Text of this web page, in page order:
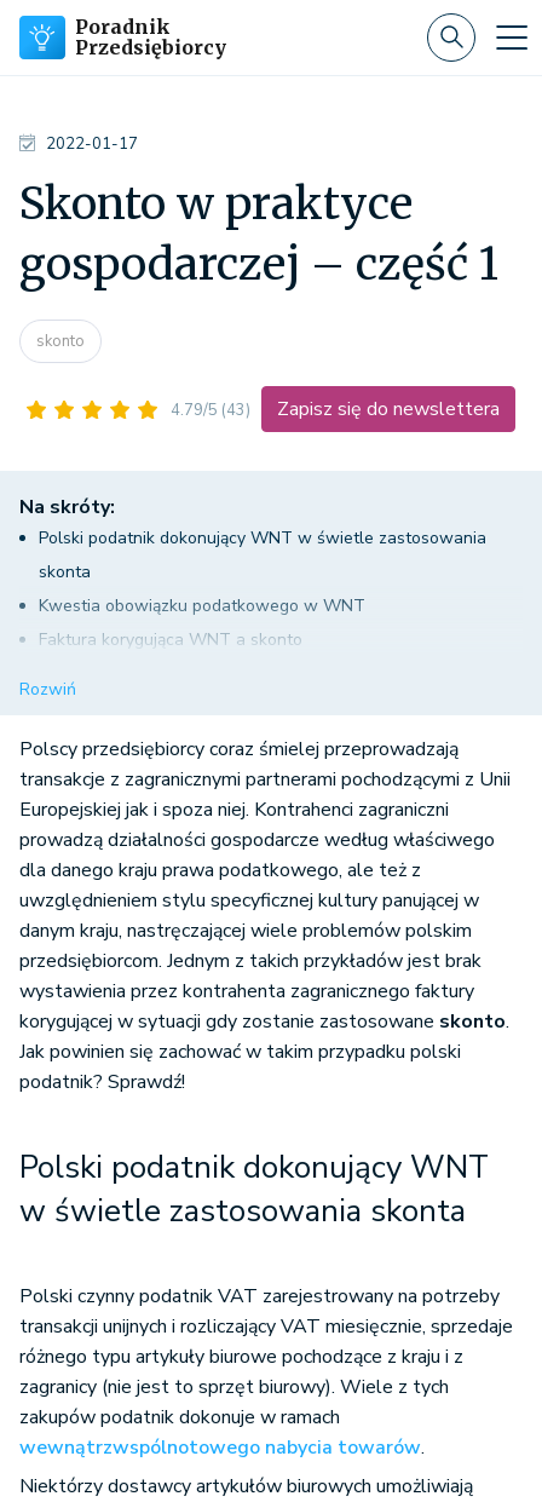
Poradnik
Przedsiębiorcy
2022-01-17
Skonto w praktyce
gospodarczej – część 1
skonto
4.79/5 (43) Zapisz się do newslettera
Na skróty:
Polski podatnik dokonujący WNT w świetle zastosowania
skonta
Kwestia obowiązku podatkowego w WNT
Faktura korygująca WNT a skonto
Zapłata z tytułu skonta po dniu złożenia JPK_VAT i deklaracji
VAT
Rozwiń
Polscy przedsiębiorcy coraz śmielej przeprowadzają
transakcje z zagranicznymi partnerami pochodzącymi z Unii
Europejskiej jak i spoza niej. Kontrahenci zagraniczni
prowadzą działalności gospodarcze według właściwego
dla danego kraju prawa podatkowego, ale też z
uwzględnieniem stylu specyficznej kultury panującej w
danym kraju, nastręczającej wiele problemów polskim
przedsiębiorcom. Jednym z takich przykładów jest brak
wystawienia przez kontrahenta zagranicznego faktury
korygującej w sytuacji gdy zostanie zastosowane skonto.
Jak powinien się zachować w takim przypadku polski
podatnik? Sprawdź!
Polski podatnik dokonujący WNT
w świetle zastosowania skonta
Polski czynny podatnik VAT zarejestrowany na potrzeby
transakcji unijnych i rozliczający VAT miesięcznie, sprzedaje
różnego typu artykuły biurowe pochodzące z kraju i z
zagranicy (nie jest to sprzęt biurowy). Wiele z tych
zakupów podatnik dokonuje w ramach
wewnątrzwspólnotowego nabycia towarów.
Niektórzy dostawcy artykułów biurowych umożliwiają